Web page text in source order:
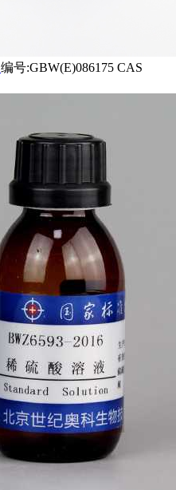
编号:GBW(E)086175 CAS